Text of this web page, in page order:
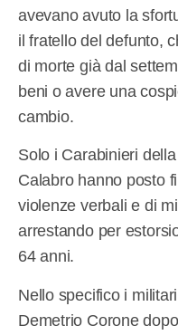
avevano avuto la
il fratello del defunto,
di morte già dal
beni o avere una
cambio.
Solo i Carabinieri
Calabro hanno posto
violenze verbali e di
arrestando per
64 anni.
Nello specifico i
Demetrio Corone